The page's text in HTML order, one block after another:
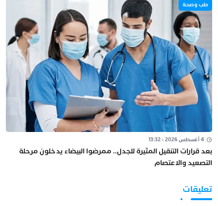
طب وصحة
4 أغسطس 2026 - 13:32
بعد قرارات التنقيل المثيرة للجدل.. ممرضوا البيضاء يدخلون مرحلة
التصعيد والاعتصام
تعليقات